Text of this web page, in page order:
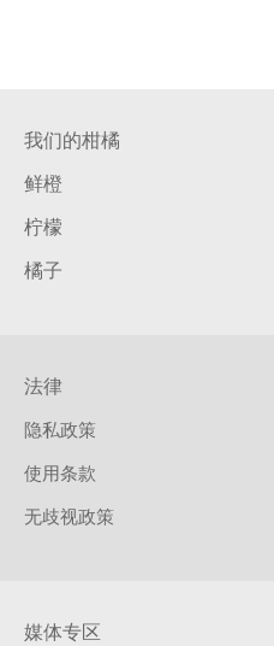
我们的柑橘
鲜橙
柠檬
橘子
法律
隐私政策
使用条款
无歧视政策
媒体专区